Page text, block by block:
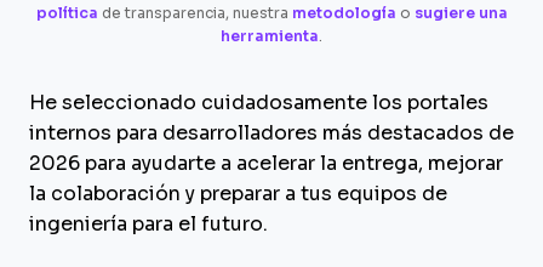
política de transparencia, nuestra metodología o sugiere una
herramienta.
He seleccionado cuidadosamente los portales
internos para desarrolladores más destacados de
2026 para ayudarte a acelerar la entrega, mejorar
la colaboración y preparar a tus equipos de
ingeniería para el futuro.